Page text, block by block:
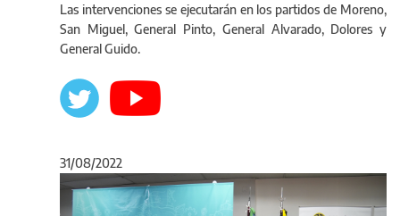
Las intervenciones se ejecutarán en los partidos de Moreno,
San Miguel, General Pinto, General Alvarado, Dolores y
General Guido.
31/08/2022
Anterior